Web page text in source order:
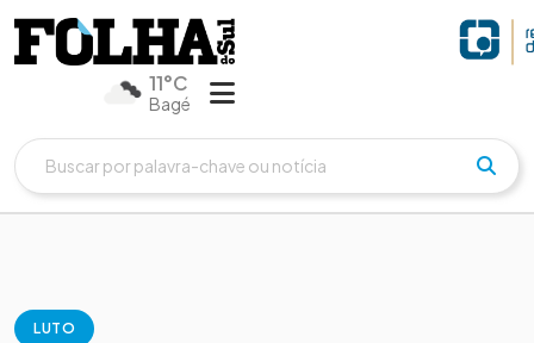
11°C
Bagé
LUTO